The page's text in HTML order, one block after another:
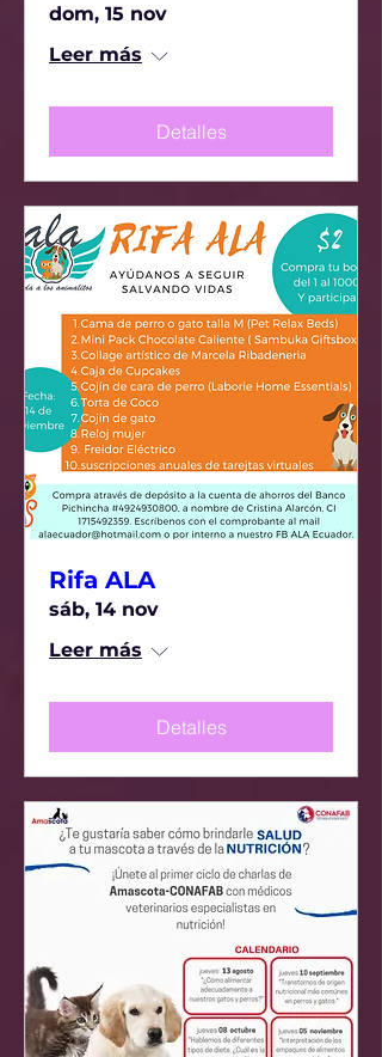
dom, 15 nov
Leer más
Detalles
Rifa ALA
sáb, 14 nov
Leer más
Detalles